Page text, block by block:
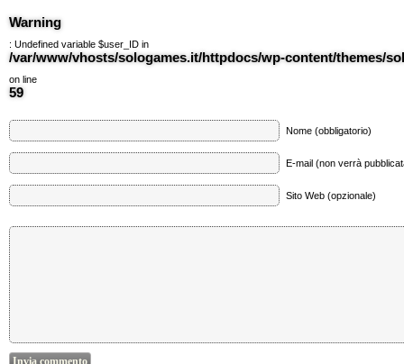
Warning
: Undefined variable $user_ID in
/var/www/vhosts/sologames.it/httpdocs/wp-content/themes/
on line
59
Nome (obbligatorio)
E-mail (non verrà
Sito Web (opzionale)